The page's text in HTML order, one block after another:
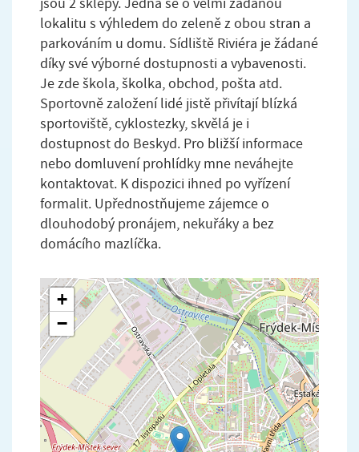
lokalitu s výhledem do zeleně z obou stran a
parkováním u domu. Sídliště Riviéra je žádané
díky své výborné dostupnosti a vybavenosti.
Je zde škola, školka, obchod, pošta atd.
Sportovně založení lidé jistě přivítají blízká
sportoviště, cyklostezky, skvělá je i
dostupnost do Beskyd. Pro bližší informace
nebo domluvení prohlídky mne neváhejte
kontaktovat. K dispozici ihned po vyřízení
formalit. Upřednostňujeme zájemce o
dlouhodobý pronájem, nekuřáky a bez
domácího mazlíčka.
+
−